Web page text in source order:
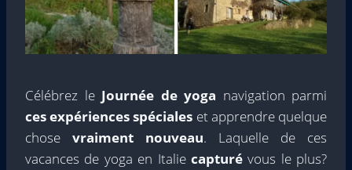
Célébrez leJournée de yoga navigation parmi
ces expériences spéciales et apprendre quelque
chose vraiment nouveau. Laquelle de ces
vacances de yoga en Italie capturévous le plus?